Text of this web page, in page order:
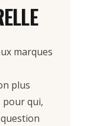
marques
plus
pour qui,